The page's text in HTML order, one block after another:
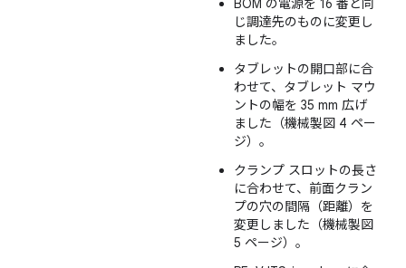
BOM の電源を 16 番と同
じ調達先のものに変更し
ました。
タブレットの開口部に合
わせて、タブレット マウ
ントの幅を 35 mm 広げ
ました（機械製図 4 ペー
ジ）。
クランプ スロットの長さ
に合わせて、前面クラン
プの穴の間隔（距離）を
変更しました（機械製図
5 ページ）。